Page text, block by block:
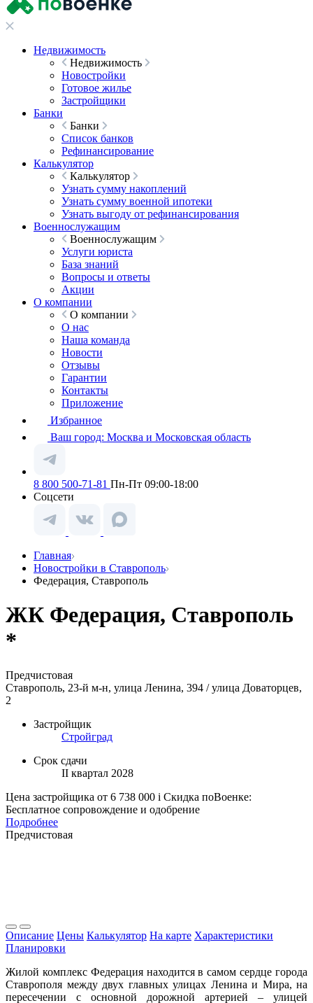
Недвижимость
Недвижимость
Новостройки
Готовое жилье
Застройщики
Банки
Банки
Список банков
Рефинансирование
Калькулятор
Калькулятор
Узнать сумму накоплений
Узнать сумму военной ипотеки
Узнать выгоду от рефинансирования
Военнослужащим
Военнослужащим
Услуги юриста
База знаний
Вопросы и ответы
Акции
О компании
О компании
О нас
Наша команда
Новости
Отзывы
Гарантии
Контакты
Приложение
Избранное
Ваш город: Москва и Московская область
8 800 500-71-81 Пн-Пт 09:00-18:00
Соцсети
Главная
Новостройки в Ставрополь
Федерация, Ставрополь
ЖК Федерация, Ставрополь
*
Предчистовая
Ставрополь, 23-й м-н, улица Ленина, 394 / улица Доваторцев,
2
Застройщик
Стройград
Срок сдачи
II квартал 2028
Цена застройщика от 6 738 000 i Скидка поВоенке:
Бесплатное сопровождение и одобрение
Подробнее
Предчистовая
Описание Цены Калькулятор На карте Характеристики
Планировки
Жилой комплекс Федерация находится в самом сердце города
Ставрополя между двух главных улицах Ленина и Мира, на
пересечении с основной дорожной артерией – улицей